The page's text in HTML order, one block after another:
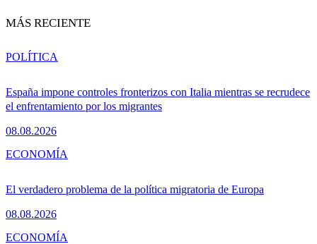
MÁS RECIENTE
España impone controles fronterizos con Italia mientras se recrudece
el enfrentamiento por los migrantes
08.08.2026
POLÍTICA
El verdadero problema de la política migratoria de Europa
08.08.2026
ECONOMÍA
ECONOMÍA